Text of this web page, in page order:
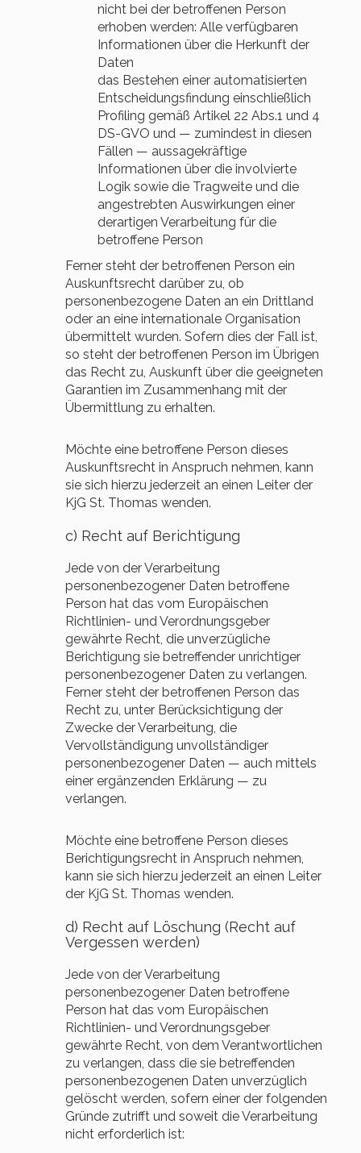
nicht bei der betroffenen Person
erhoben werden: Alle verfügbaren
Informationen über die Herkunft der
Daten
das Bestehen einer automatisierten
Entscheidungsfindung einschließlich
Profiling gemäß Artikel 22 Abs.1 und 4
DS-GVO und — zumindest in diesen
Fällen — aussagekräftige
Informationen über die involvierte
Logik sowie die Tragweite und die
angestrebten Auswirkungen einer
derartigen Verarbeitung für die
betroffene Person
Ferner steht der betroffenen Person ein
Auskunftsrecht darüber zu, ob
personenbezogene Daten an ein Drittland
oder an eine internationale Organisation
übermittelt wurden. Sofern dies der Fall ist,
so steht der betroffenen Person im Übrigen
das Recht zu, Auskunft über die geeigneten
Garantien im Zusammenhang mit der
Übermittlung zu erhalten.
Möchte eine betroffene Person dieses
Auskunftsrecht in Anspruch nehmen, kann
sie sich hierzu jederzeit an einen Leiter der
KjG St. Thomas wenden.
c) Recht auf Berichtigung
Jede von der Verarbeitung
personenbezogener Daten betroffene
Person hat das vom Europäischen
Richtlinien- und Verordnungsgeber
gewährte Recht, die unverzügliche
Berichtigung sie betreffender unrichtiger
personenbezogener Daten zu verlangen.
Ferner steht der betroffenen Person das
Recht zu, unter Berücksichtigung der
Zwecke der Verarbeitung, die
Vervollständigung unvollständiger
personenbezogener Daten — auch mittels
einer ergänzenden Erklärung — zu
verlangen.
Möchte eine betroffene Person dieses
Berichtigungsrecht in Anspruch nehmen,
kann sie sich hierzu jederzeit an einen Leiter
der KjG St. Thomas wenden.
d) Recht auf Löschung (Recht auf
Vergessen werden)
Jede von der Verarbeitung
personenbezogener Daten betroffene
Person hat das vom Europäischen
Richtlinien- und Verordnungsgeber
gewährte Recht, von dem Verantwortlichen
zu verlangen, dass die sie betreffenden
personenbezogenen Daten unverzüglich
gelöscht werden, sofern einer der folgenden
Gründe zutrifft und soweit die Verarbeitung
nicht erforderlich ist: